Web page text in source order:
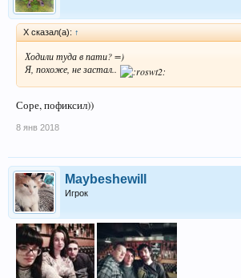
X сказал(а): ↑
Ходили туда в пати? =)
Я, похоже, не застал..
Соре, пофиксил))
8 янв 2018
Maybeshewill
Игрок